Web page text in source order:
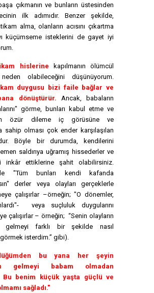
çıkmanın ve bunların üstesinden
ilk adımıdır. Benzer şekilde,
alma, olanların acısını çıkartma
küçümseme isteklerini de gayet iyi
hislerine kapılmanın ölümcül
olabileceğini düşünüyorum.
duygusu bizi faile bağlar ve
dönüştürür. Ancak, babaların
görme, bunları kabul etme ve
özür dileme iç görüsüne ve
sahip olması çok ender karşılaşılan
Böyle bir durumda, kendilerini
saldırıya uğramış hissederler ve
inkâr ettiklerine şahit olabilirsiniz.
"Tüm bunları kendi kafanda
derler veya olayları gerçeklerle
çalışırlar –örneğin; "O dönemler,
veya suçluluk duygularını
çalışırlar – örneğin; “Senin olayların
gelmeyi farklı bir şekilde nasıl
görmek isterdim.” gibi).
bu yana her şeyin
gelmeyi babam olmadan
Bu benim küçük yaşta güçlü ve
sağladı."